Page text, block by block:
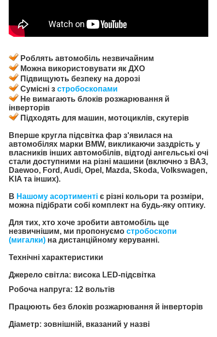
Роблять автомобіль незвичайним
Можна використовувати як ДХО
Підвищують безпеку на дорозі
Сумісні з стробоскопами
Не вимагають блоків розжарювання й
інверторів
Підходять для машин, мотоциклів, скутерів
Вперше кругла підсвітка фар з'явилася на
автомобілях марки BMW, викликаючи заздрість у
власників інших автомобілів, відтоді ангельські очі
стали доступними на різні машини (включно з ВАЗ,
Daewoo, Ford, Audi, Opel, Mazda, Skoda, Volkswagen,
KIA та інших).
В Нашому асортименті є різні кольори та розміри,
можна підібрати собі комплект на будь-яку оптику.
Для тих, хто хоче зробити автомобіль ще
незвичнішим, ми пропонуємо стробоскопи
(мигалки) на дистанційному керуванні.
Технічні характеристики
Джерело світла: висока LED-підсвітка
Робоча напруга: 12 вольтів
Працюють без блоків розжарювання й інверторів
Діаметр: зовнішній, вказаний у назві